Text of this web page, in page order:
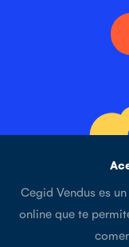
Cegid Vendus es
online que te